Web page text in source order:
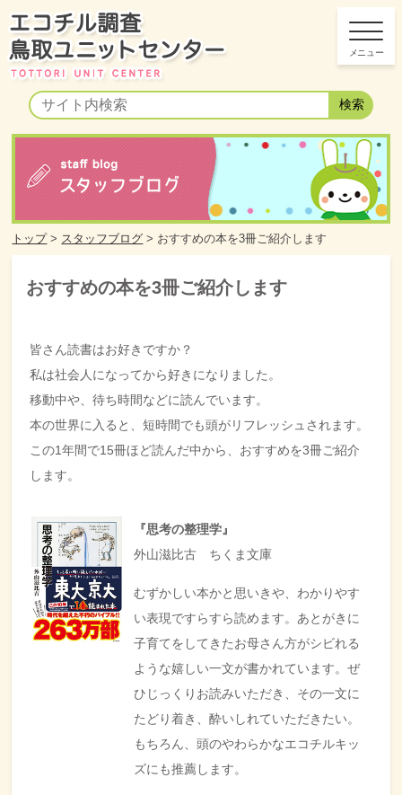
トップ> スタッフブログ > おすすめの本を3冊ご紹介します
おすすめの本を3冊ご紹介します
皆さん読書はお好きですか？
私は社会人になってから好きになりました。
移動中や、待ち時間などに読んでいます。
本の世界に入ると、短時間でも頭がリフレッシュされます。
この1年間で15冊ほど読んだ中から、おすすめを3冊ご紹介
します。
『思考の整理学』
外山滋比古 ちくま文庫
むずかしい本かと思いきや、わかりやす
い表現ですらすら読めます。あとがきに
子育てをしてきたお母さん方がシビれる
ような嬉しい一文が書かれています。ぜ
ひじっくりお読みいただき、その一文に
たどり着き、酔いしれていただきたい。
もちろん、頭のやわらかなエコチルキッ
ズにも推薦します。